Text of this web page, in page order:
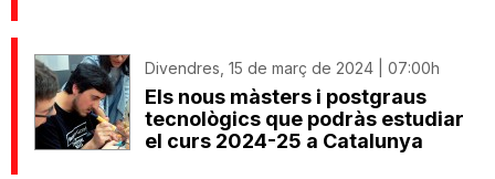
Divendres, 15 de març de 2024 | 07:00h
Els nous màsters i postgraus
tecnològics que podràs estudiar
el curs 2024-25 a Catalunya